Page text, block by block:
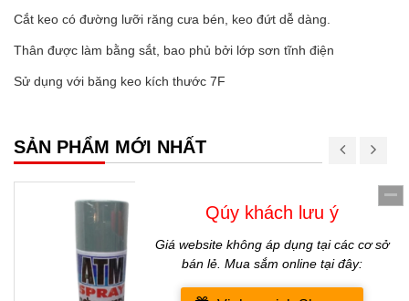
Cắt keo có đường lưỡi răng cưa bén, keo đứt dễ dàng.
Thân được làm bằng sắt, bao phủ bởi lớp sơn tĩnh điện
Sử dụng với băng keo kích thước 7F
SẢN PHẨM MỚI NHẤT